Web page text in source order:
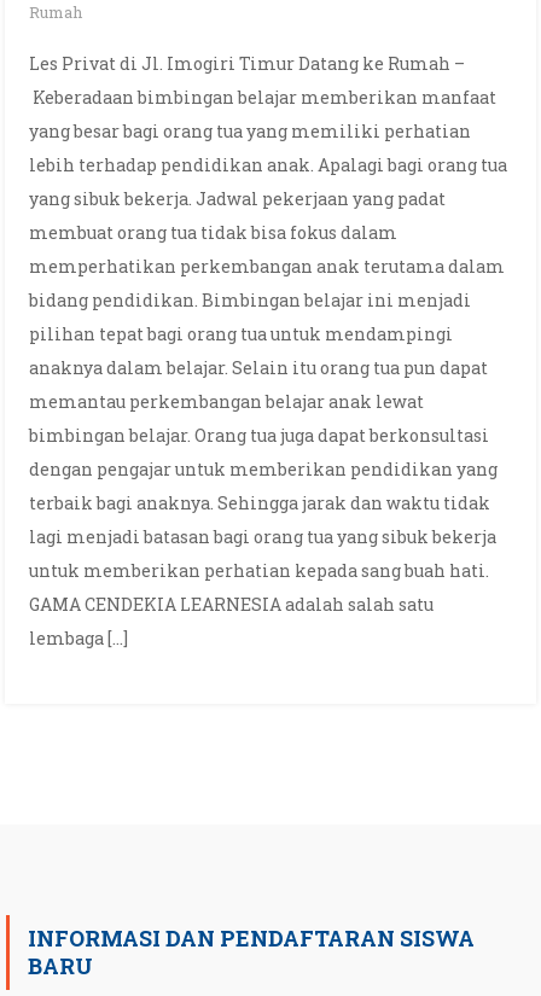
Rumah
Les Privat di Jl. Imogiri Timur Datang ke Rumah –
Keberadaan bimbingan belajar memberikan manfaat
yang besar bagi orang tua yang memiliki perhatian
lebih terhadap pendidikan anak. Apalagi bagi orang tua
yang sibuk bekerja. Jadwal pekerjaan yang padat
membuat orang tua tidak bisa fokus dalam
memperhatikan perkembangan anak terutama dalam
bidang pendidikan. Bimbingan belajar ini menjadi
pilihan tepat bagi orang tua untuk mendampingi
anaknya dalam belajar. Selain itu orang tua pun dapat
memantau perkembangan belajar anak lewat
bimbingan belajar. Orang tua juga dapat berkonsultasi
dengan pengajar untuk memberikan pendidikan yang
terbaik bagi anaknya. Sehingga jarak dan waktu tidak
lagi menjadi batasan bagi orang tua yang sibuk bekerja
untuk memberikan perhatian kepada sang buah hati.
GAMA CENDEKIA LEARNESIA adalah salah satu
lembaga […]
INFORMASI DAN PENDAFTARAN SISWA
BARU